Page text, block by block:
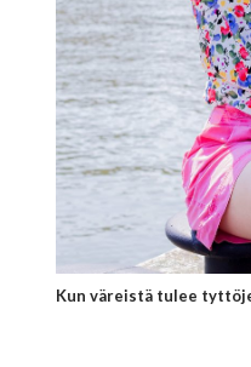
Kun väreistä tulee